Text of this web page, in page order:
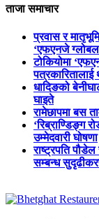
ताजा समाचार
प्रवास र
‘एफएनजे
टोकियोमा
धादिङको
घाइते
रामेछापमा बस
‘रिब्राण्डिङ्ग
उम्मेदवारी घोषणा
राष्ट्रपति पौडेल
सम्बन्ध